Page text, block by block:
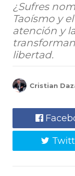
¿Sufres
Taoísmo y
atención y
libertad.
Cristian